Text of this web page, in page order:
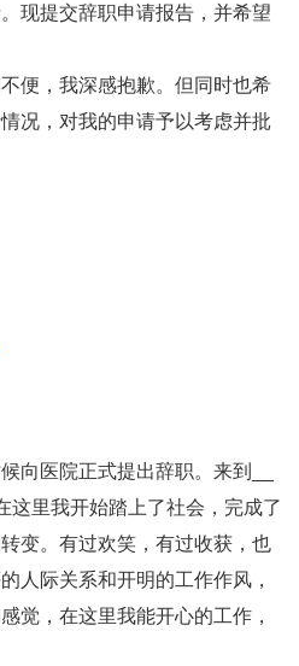
现提交辞职申请报告，并希望
便，我深感抱歉。但同时也希
况，对我的申请予以考虑并批
向医院正式提出辞职。来到__
这里我开始踏上了社会，完成了
变。有过欢笑，有过收获，也
人际关系和开明的工作作风，
觉，在这里我能开心的工作，